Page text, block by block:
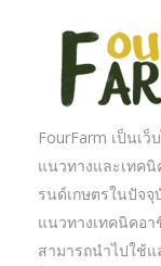
FourFarm เป็นเ
แนวทางและเทค
รนด์เกษตรในปัจ
แนวทางเทคนิคอา
สามารถนำไปใช้